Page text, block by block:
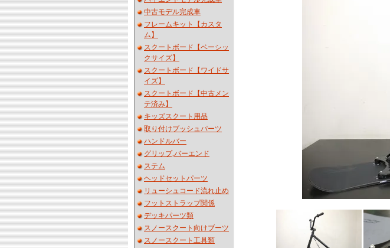
中古モデル完成車
フレームキット【カスタ
ム】
スクートボード【ベーシッ
クサイズ】
スクートボード【ワイドサ
イズ】
スクートボード【中古メン
テ済み】
キッズスクート用品
取り付けブッシュパーツ
ハンドルバー
グリップ,バーエンド
ステム
ヘッドセットパーツ
リューシュコード流れ止め
フットストラップ関係
デッキパーツ類
スノースクート向けブーツ
スノースクート工具類